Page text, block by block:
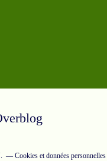
Cookies et données personnelles